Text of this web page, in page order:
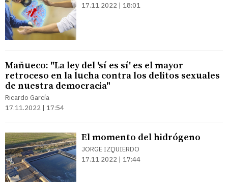
17.11.2022 | 18:01
Mañueco: "La ley del 'sí es sí' es el mayor
retroceso en la lucha contra los delitos sexuales
de nuestra democracia"
Ricardo García
17.11.2022 | 17:54
El momento del hidrógeno
JORGE IZQUIERDO
17.11.2022 | 17:44